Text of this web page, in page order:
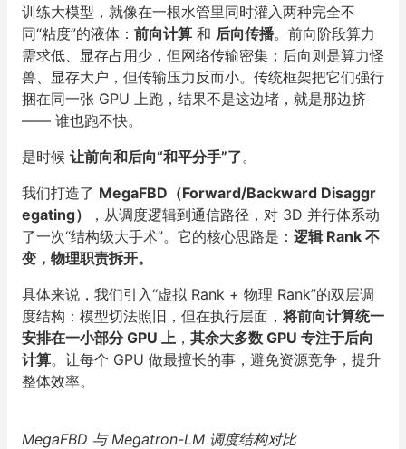
训练大模型，就像在一根水管里同时灌入两种完全不
同“粘度”的液体： 前向计算 和 后向传播。前向阶段算力
需求低、显存占用少，但网络传输密集；后向则是算力怪
兽、显存大户，但传输压力反而小。传统框架把它们强行
捆在同一张 GPU 上跑，结果不是这边堵，就是那边挤
—— 谁也跑不快。
是时候 让前向和后向“和平分手”了。
我们打造了 MegaFBD（Forward/Backward Disaggr
egating）
，从调度逻辑到通信路径，对 3D 并行体系动
了一次“结构级大手术”。它的核心思路是： 逻辑 Rank 不
变，物理职责拆开。
具体来说，我们引入“虚拟 Rank + 物理 Rank”的双层调
度结构：模型切法照旧，但在执行层面，将前向计算统一
安排在一小部分 GPU 上 ， 其余大多数 GPU 专注于后向
计算。让每个 GPU 做最擅长的事，避免资源竞争，提升
整体效率。
MegaFBD 与 Megatron-LM 调度结构对比